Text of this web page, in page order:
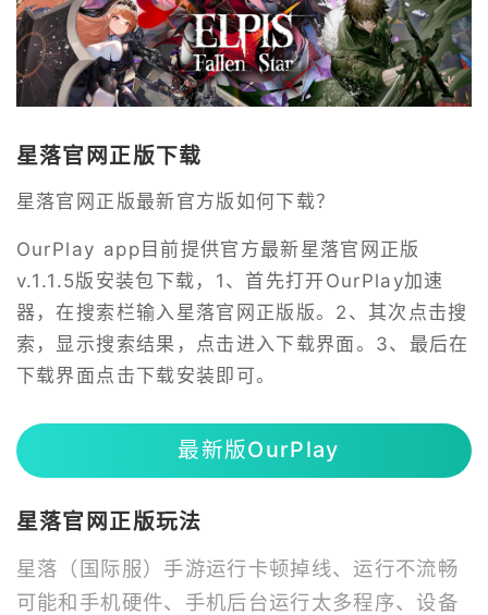
星落官网正版下载
星落官网正版最新官方版如何下载？
OurPlay app目前提供官方最新星落官网正版
v.1.1.5版安装包下载，1、首先打开OurPlay加速
器，在搜索栏输入星落官网正版版。2、其次点击搜
索，显示搜索结果，点击进入下载界面。3、最后在
下载界面点击下载安装即可。
最新版OurPlay
星落官网正版玩法
星落（国际服）手游运行卡顿掉线、运行不流畅
可能和手机硬件、手机后台运行太多程序、设备